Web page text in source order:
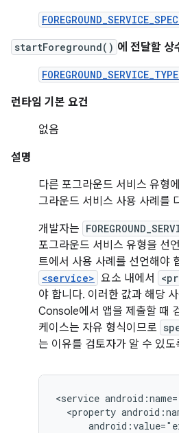
startForeground() 에 전달할 상
런타임 기본 요건
없음
설명
다른 포그라운드 서비스 유형
그라운드 서비스 사용 사례를
개발자는
포그라운드 서비스 유형을 선
트에서 사용 사례를 선언해야
<service> 요소 내에서
야 합니다. 이러한 값과 해당
Console에서 앱을 제출할 때
케이스는 자유 형식이므로
는 이유를 검토자가 알 수 있
<service
<property